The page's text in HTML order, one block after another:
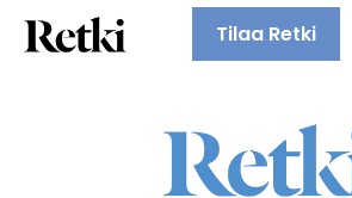
Siirry
suoraan
Retki-lehti
Tilaa Retki